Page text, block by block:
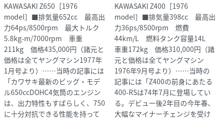
KAWASAKI Z650［1976
model］■排気量652cc 最高出
力64ps/8500rpm 最大トルク
5.8kg-m/7000rpm 車重
211kg 価格435,000円（諸元と
価格は全てヤングマシン1977年
1月号より）……当時の記事には
「カワサキ最新のビッグ・モデ
ル650ccDOHC4気筒のエンジン
は、出力特性もすばらしく、750
に十分対抗できる性能を持って
KAWASAKI Z400［1976
model］■排気量398cc 最高出
力36ps/8500rpm 燃費
44km/L 燃料タンク容量14L
車重172kg 価格310,000円（諸
元と価格は全てヤングマシン
1976年9月号より）……当時の
記事には「Z400の前身にあたる
400-RSは74年7月に登場してい
る。デビュー後2年目の今年春、
大幅なマイナーチェンジを受け